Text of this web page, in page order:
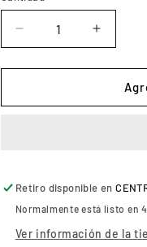
Reducir
cantidad
para
PERLADA
cantidad
para
TAZA
Retiro disponible en
Normalmente está listo en
Ver información de la